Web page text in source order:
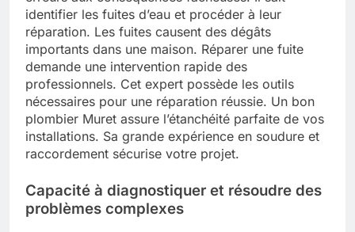
identifier les fuites d’eau et procéder à leur
réparation. Les fuites causent des dégâts
importants dans une maison. Réparer une fuite
demande une intervention rapide des
professionnels. Cet expert possède les outils
nécessaires pour une réparation réussie. Un bon
plombier Muret assure l’étanchéité parfaite de vos
installations. Sa grande expérience en soudure et
raccordement sécurise votre projet.
Capacité à diagnostiquer et résoudre des
problèmes complexes